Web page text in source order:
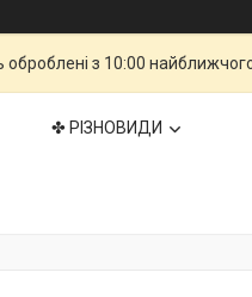
з 10:00
✤ РІЗНОВИДИ